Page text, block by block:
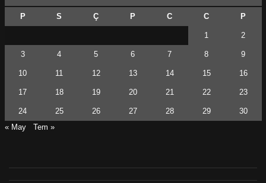
P S Ç P C C P
1 2
3 4 5 6 7 8 9
10 11 12 13 14 15 16
17 18 19 20 21 22 23
24 25 26 27 28 29
30
« May
Tem »